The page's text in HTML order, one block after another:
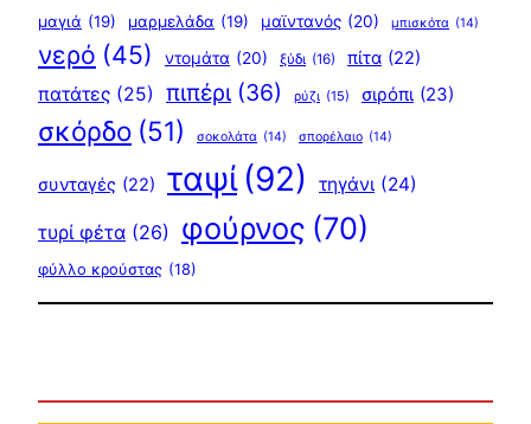
μαγιά (19) μαρμελάδα (19) μαϊντανός (20) μπισκότα (14)
νερό (45) ντομάτα (20) ξύδι (16) πίτα (22)
πατάτες (25) πιπέρι (36) ρύζι (15) σιρόπι (23)
σκόρδο (51) σοκολάτα (14) σπορέλαιο (14)
συνταγές (22) ταψί (92) τηγάνι (24)
τυρί φέτα (26) φούρνος (70)
φύλλο κρούστας (18)